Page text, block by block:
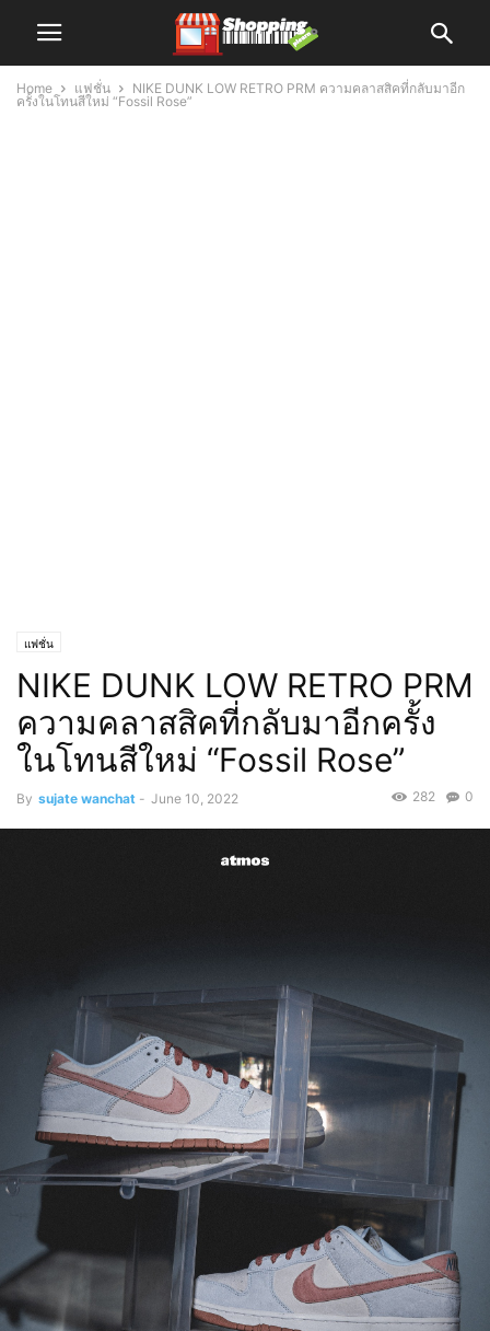
Home แฟชั่น
NIKE DUNK LOW RETRO PRM ความคลาสสิคที่กลับมาอีก
ครั้งในโทนสีใหม่ “Fossil Rose”
แฟชั่น
NIKE DUNK LOW RETRO PRM
ความคลาสสิคที่กลับมาอีกครั้ง
ในโทนสีใหม่ “Fossil Rose”
By sujate wanchat - June 10, 2022 0
282